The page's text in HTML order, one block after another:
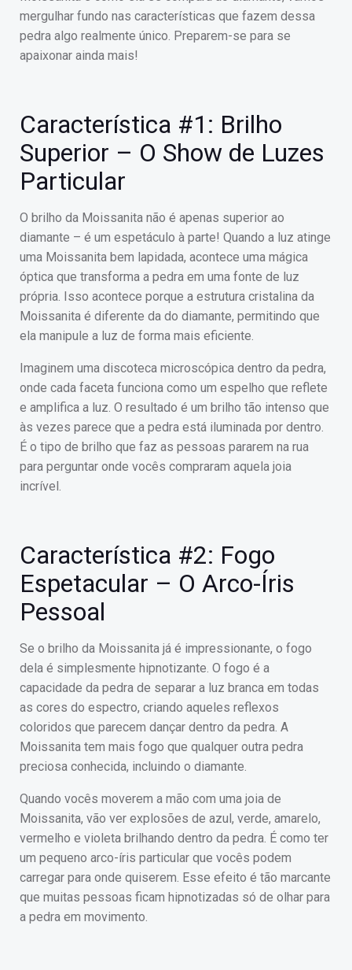
mergulhar fundo nas características que fazem dessa
pedra algo realmente único. Preparem-se para se
apaixonar ainda mais!
Característica #1: Brilho
Superior – O Show de Luzes
Particular
O brilho da Moissanita não é apenas superior ao
diamante – é um espetáculo à parte! Quando a luz atinge
uma Moissanita bem lapidada, acontece uma mágica
óptica que transforma a pedra em uma fonte de luz
própria. Isso acontece porque a estrutura cristalina da
Moissanita é diferente da do diamante, permitindo que
ela manipule a luz de forma mais eficiente.
Imaginem uma discoteca microscópica dentro da pedra,
onde cada faceta funciona como um espelho que reflete
e amplifica a luz. O resultado é um brilho tão intenso que
às vezes parece que a pedra está iluminada por dentro.
É o tipo de brilho que faz as pessoas pararem na rua
para perguntar onde vocês compraram aquela joia
incrível.
Característica #2: Fogo
Espetacular – O Arco-Íris
Pessoal
Se o brilho da Moissanita já é impressionante, o fogo
dela é simplesmente hipnotizante. O fogo é a
capacidade da pedra de separar a luz branca em todas
as cores do espectro, criando aqueles reflexos
coloridos que parecem dançar dentro da pedra. A
Moissanita tem mais fogo que qualquer outra pedra
preciosa conhecida, incluindo o diamante.
Quando vocês moverem a mão com uma joia de
Moissanita, vão ver explosões de azul, verde, amarelo,
vermelho e violeta brilhando dentro da pedra. É como ter
um pequeno arco-íris particular que vocês podem
carregar para onde quiserem. Esse efeito é tão marcante
que muitas pessoas ficam hipnotizadas só de olhar para
a pedra em movimento.